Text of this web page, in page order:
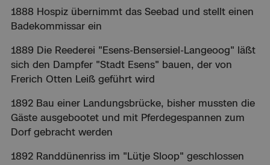
1888 Hospiz übernimmt das Seebad und stellt einen
Badekommissar ein
1889 Die Reederei "Esens-Bensersiel-Langeoog" läßt
sich den Dampfer "Stadt Esens" bauen, der von
Frerich Otten Leiß geführt wird
1892 Bau einer Landungsbrücke, bisher mussten die
Gäste ausgebootet und mit Pferdegespannen zum
Dorf gebracht werden
1892 Randdünenriss im "Lütje Sloop" geschlossen